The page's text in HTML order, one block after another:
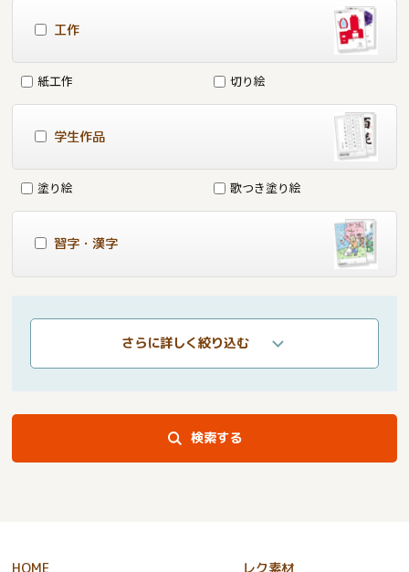
工作
紙工作 切り絵
学生作品
塗り絵 歌つき塗り絵
習字・漢字
さらに詳しく絞り込む
検索する
HOME
レク素材